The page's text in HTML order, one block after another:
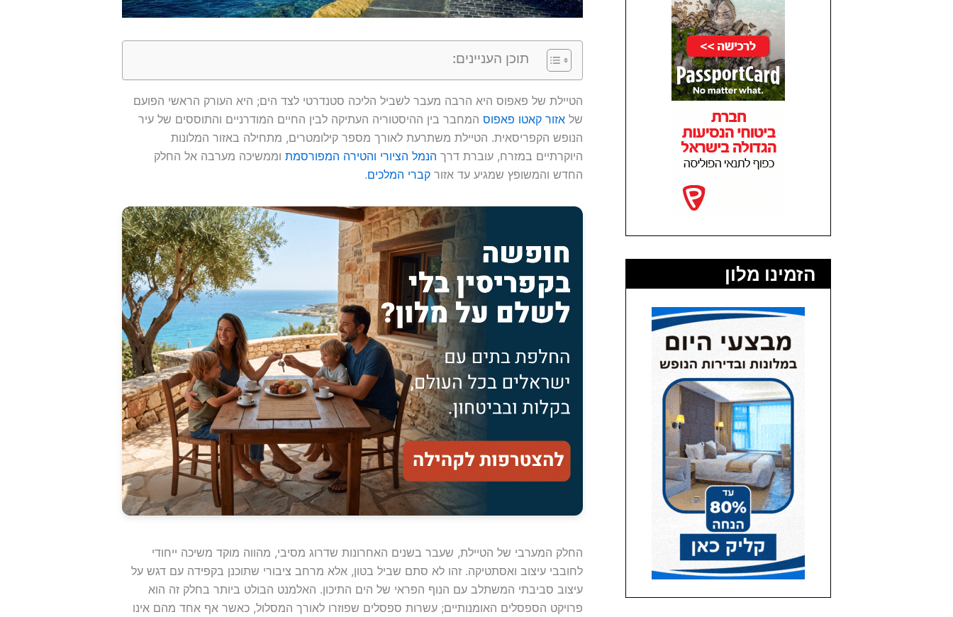
הזמינו מלון
תוכן העניינים:
הטיילת של פאפוס היא הרבה מעבר לשביל הליכה סטנדרטי לצד הים; היא העורק הראשי הפועם
של אזור קאטו פאפוס המחבר בין ההיסטוריה העתיקה לבין החיים המודרניים והתוססים של עיר
הנופש הקפריסאית. הטיילת משתרעת לאורך מספר קילומטרים, מתחילה באזור המלונות
היוקרתיים במזרח, עוברת דרך הנמל הציורי והטירה המפורסמת וממשיכה מערבה אל החלק
החדש והמשופץ שמגיע עד אזור קברי המלכים.
החלק המערבי של הטיילת, שעבר בשנים האחרונות שדרוג מסיבי, מהווה מוקד משיכה ייחודי
לחובבי עיצוב ואסתטיקה. זהו לא סתם שביל בטון, אלא מרחב ציבורי שתוכנן בקפידה עם דגש על
עיצוב סביבתי המשתלב עם הנוף הפראי של הים התיכון. האלמנט הבולט ביותר בחלק זה הוא
פרויקט הספסלים האומנותיים; עשרות ספסלים שפוזרו לאורך המסלול, כאשר אף אחד מהם אינו